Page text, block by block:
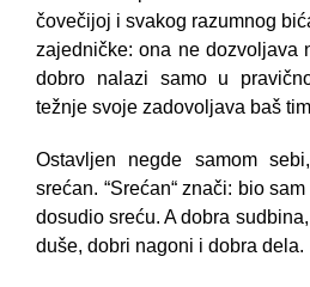
čovečijoj i svakog razumnog
zajedničke: ona ne dozvoljava
dobro nalazi samo u
težnje svoje zadovoljava baš
Ostavljen negde samom
srećan. “Srećan“ znači: bio
dosudio sreću. A dobra
duše, dobri nagoni i dobra dela.